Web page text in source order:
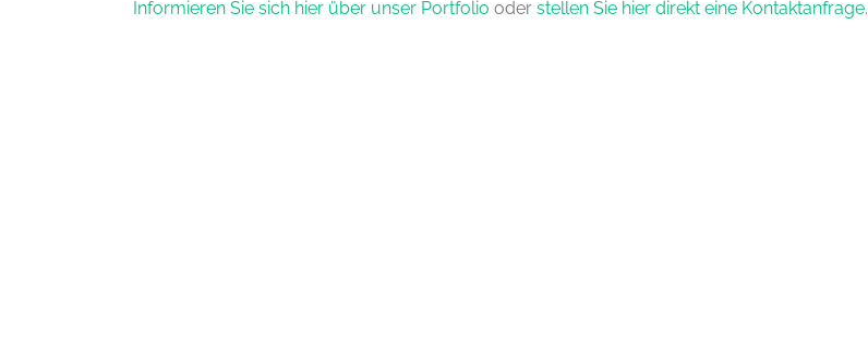
Informieren Sie sich hier über unser Portfolio oder stellen Sie hier direkt eine Kontaktanfrage.